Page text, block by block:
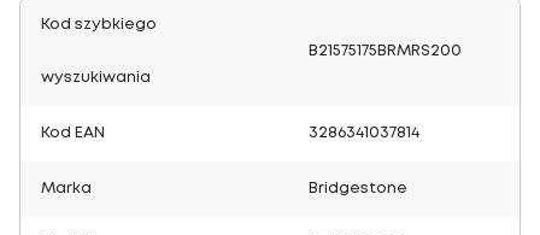
Kod szybkiego
wyszukiwania
B21575175BRMRS200
Kod EAN 3286341037814
Marka Bridgestone